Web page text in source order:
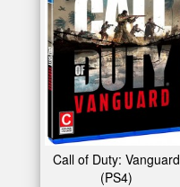
Call of Duty: Vanguard
(PS4)